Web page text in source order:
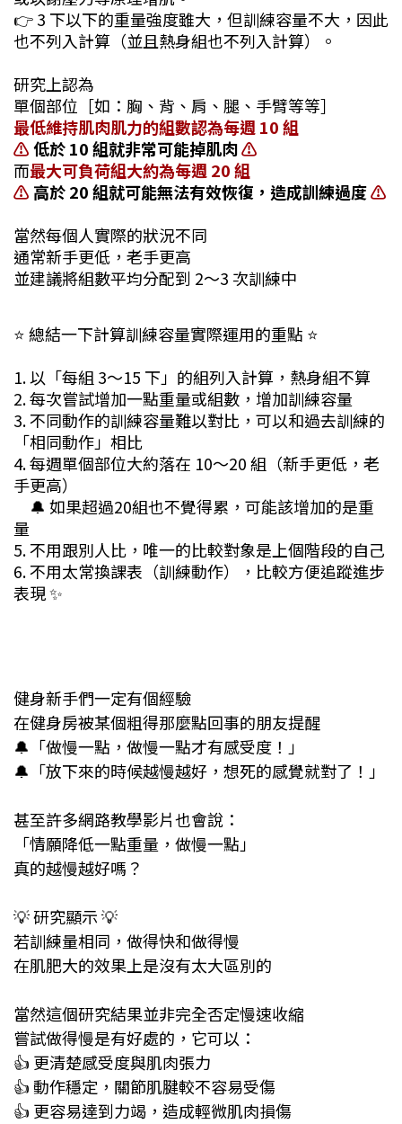
👉 3 下以下的重量強度雖大，但訓練容量不大，因此
也不列入計算（並且熱身組也不列入計算）。
研究上認為
單個部位［如：胸、背、肩、腿、手臂等等］
最低維持肌肉肌力的組數認為每週 10 組
⚠低於 10 組就非常可能掉肌肉⚠
而最大可負荷組大約為每週 20 組
⚠ 高於 20 組就可能無法有效恢復，造成訓練過度⚠
當然每個人實際的狀況不同
通常新手更低，老手更高
並建議將組數平均分配到 2～3 次訓練中
⭐ 總結一下計算訓練容量實際運用的重點 ⭐
1. 以「每組 3～15 下」的組列入計算，熱身組不算
2. 每次嘗試增加一點重量或組數，增加訓練容量
3. 不同動作的訓練容量難以對比，可以和過去訓練的
「相同動作」相比
4. 每週單個部位大約落在 10～20 組（新手更低，老
手更高）
🔔 如果超過20組也不覺得累，可能該增加的是重
量
5. 不用跟別人比，唯一的比較對象是上個階段的自己
6. 不用太常換課表（訓練動作），比較方便追蹤進步
表現 ✨
健身新手們一定有個經驗
在健身房被某個粗得那麼點回事的朋友提醒
🔔「做慢一點，做慢一點才有感受度！」
🔔「放下來的時候越慢越好，想死的感覺就對了！」
甚至許多網路教學影片也會說：
「情願降低一點重量，做慢一點」
真的越慢越好嗎？
💡 研究顯示 💡
若訓練量相同，做得快和做得慢
在肌肥大的效果上是沒有太大區別的
當然這個研究結果並非完全否定慢速收縮
嘗試做得慢是有好處的，它可以：
👍 更清楚感受度與肌肉張力
👍 動作穩定，關節肌腱較不容易受傷
👍 更容易達到力竭，造成輕微肌肉損傷